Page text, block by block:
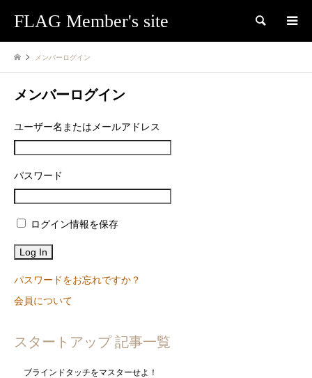
FLAG Member's site 検索
メンバーログイン
メンバーログイン
ユーザー名またはメールアドレス
パスワード
ログイン情報を保存
パスワードをお忘れですか？
会員について
スタートアップ 記事一覧
ブラインドタッチをマスターせよ！